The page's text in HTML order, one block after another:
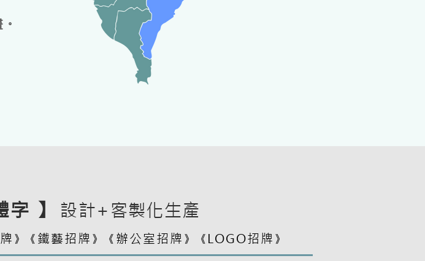
】 設計+客製化生產
》《 鐵藝招牌 》《 辦公室招牌 》《 LOGO招牌 》